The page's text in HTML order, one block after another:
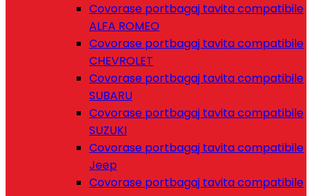
Covorase portbagaj tavita compatibile
ALFA ROMEO
Covorase portbagaj tavita compatibile
CHEVROLET
Covorase portbagaj tavita compatibile
SUBARU
Covorase portbagaj tavita compatibile
SUZUKI
Covorase portbagaj tavita compatibile
Jeep
Covorase portbagaj tavita compatibile